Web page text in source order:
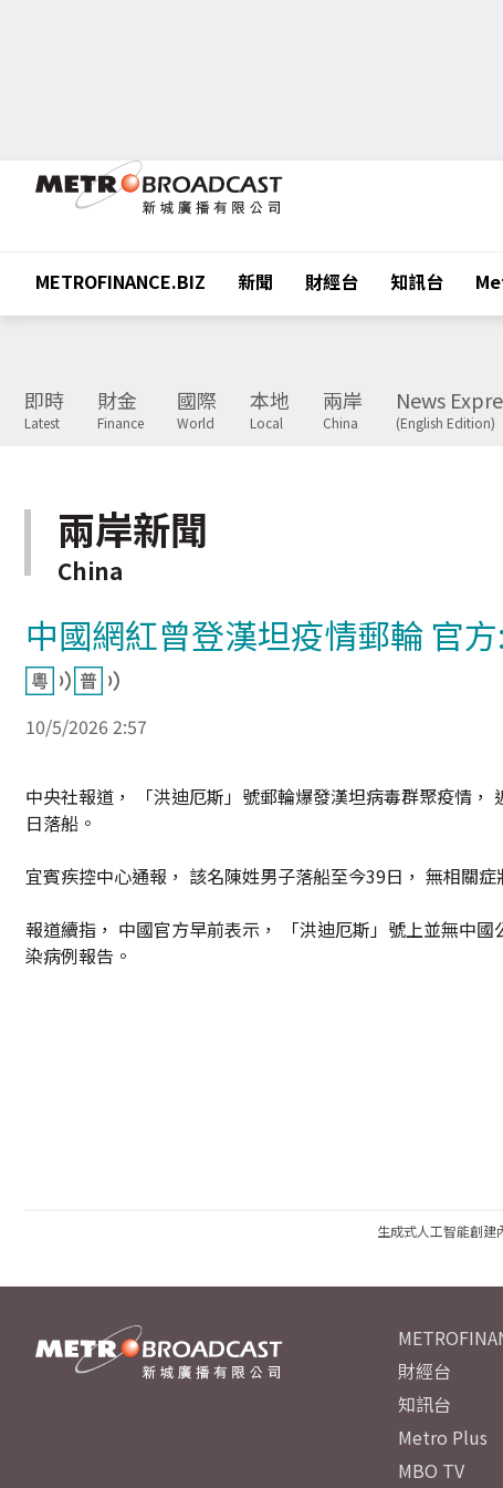
METROFINANCE.BIZ 新聞 財經台 知訊台
即時
Latest
財金
Finance
國際
World
本地
Local
兩岸
China
News
(English Edition)
兩岸新聞
China
中國網紅曾登漢坦疫情郵輪 官
10/5/2026 2:57
中央社報道， 「洪迪厄斯」號郵輪爆發漢坦病毒群聚疫情
日落船。
宜賓疾控中心通報， 該名陳姓男子落船至今39日， 無相關
報道續指， 中國官方早前表示， 「洪迪厄斯」號上並無中
染病例報告。
生成式人工智能創建
財經台
知訊台
Metro Plus
MBO TV